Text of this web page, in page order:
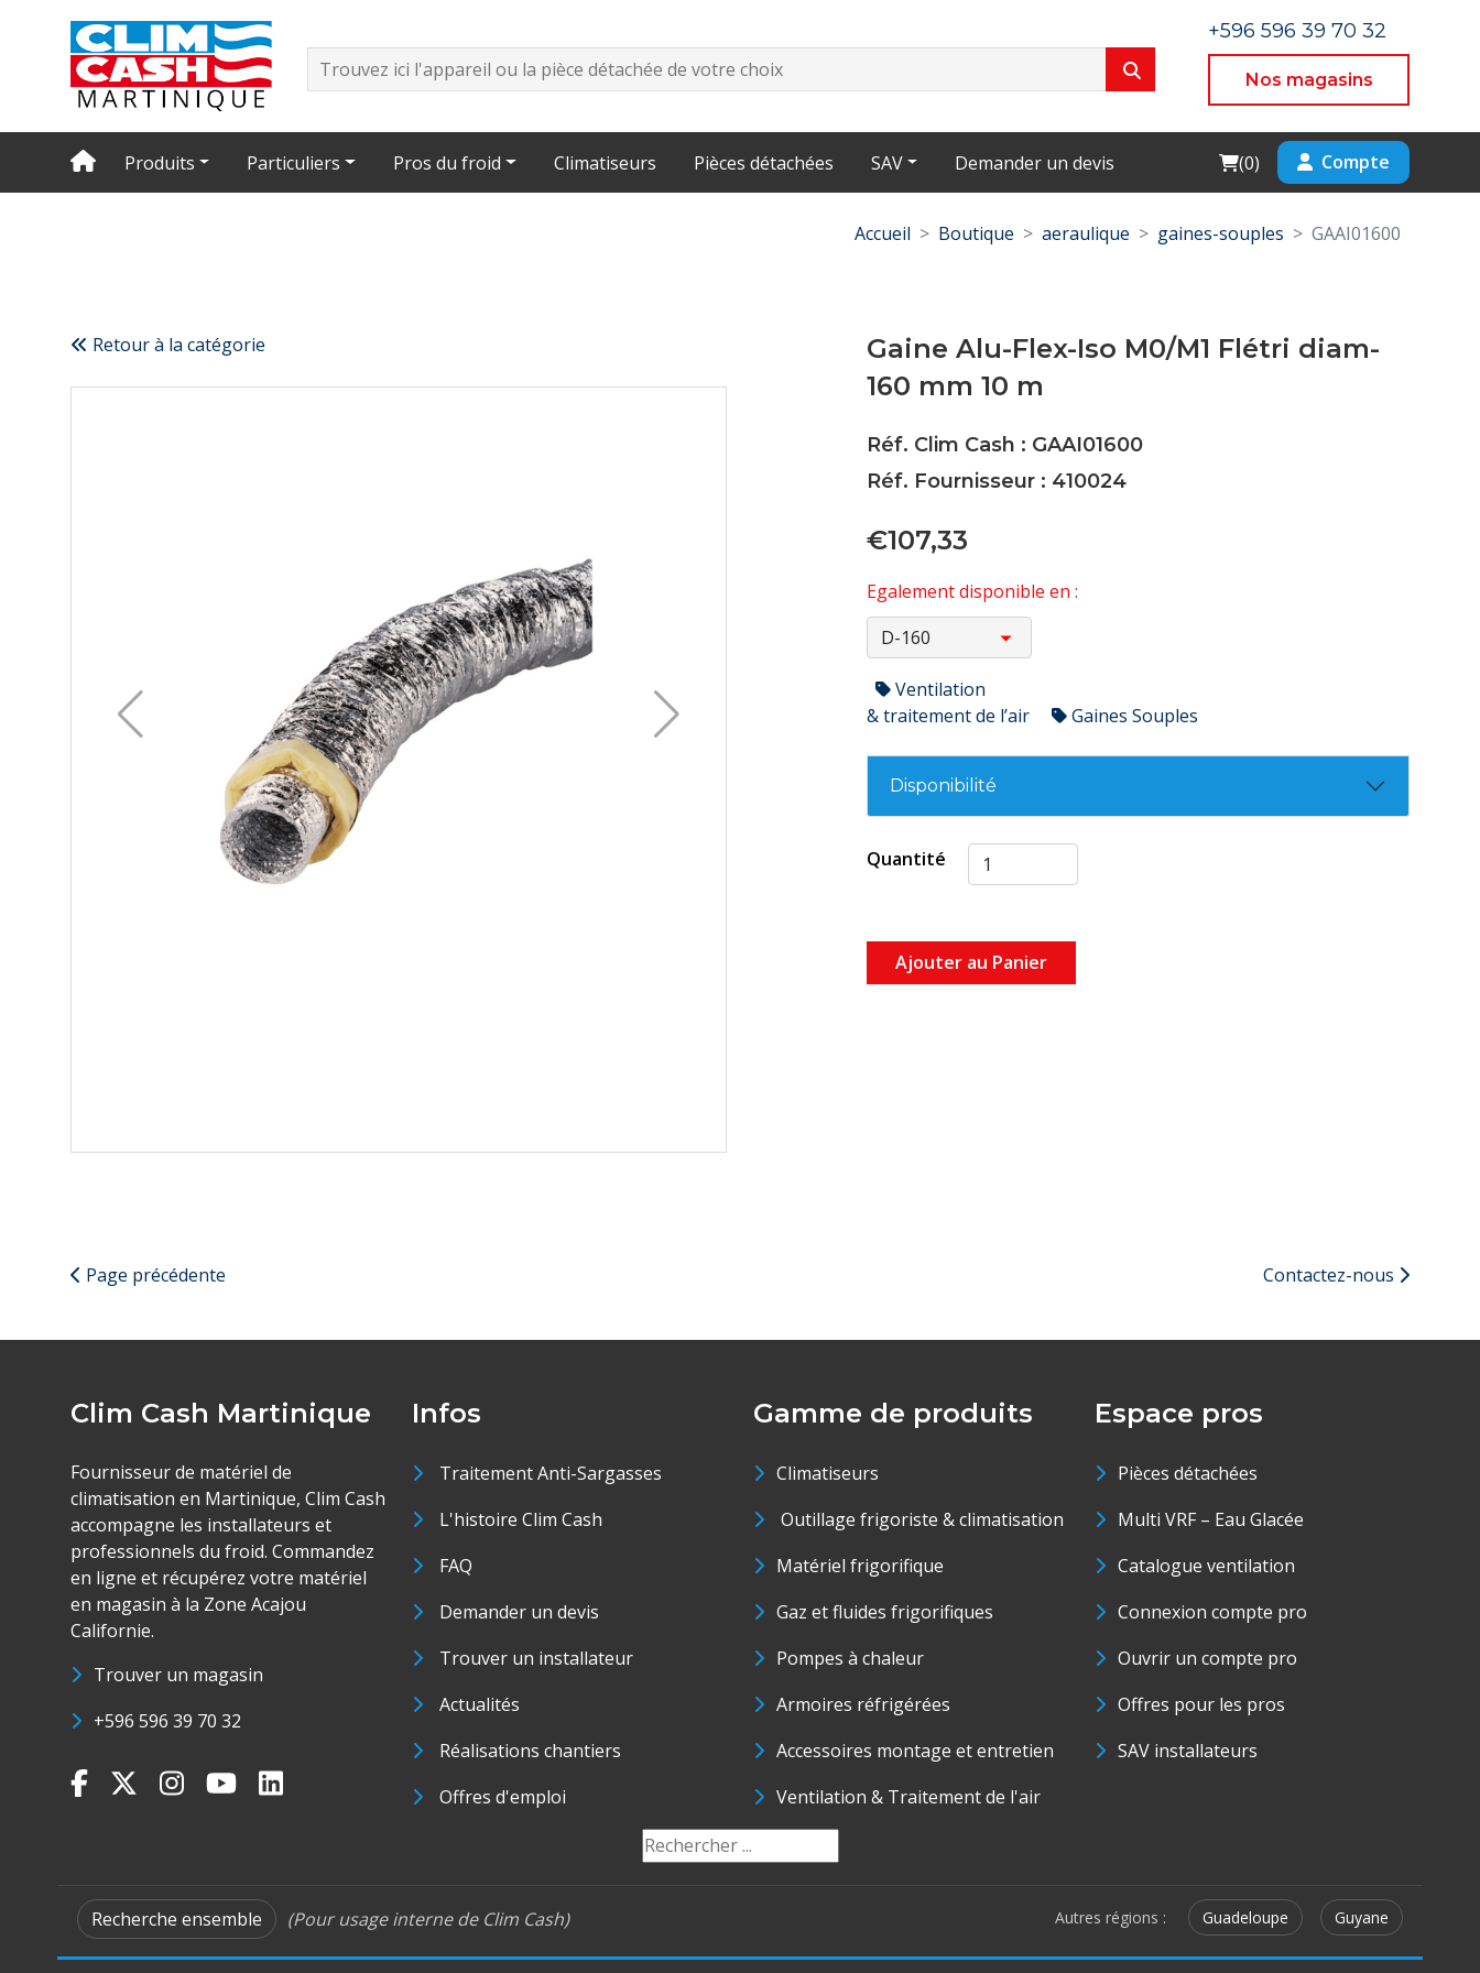
+596 596 39 70 32
Nos magasins
Produits Particuliers Pros du froid Climatiseurs Pièces détachées SAV Demander un devis Cart
(0) Compte
Accueil Boutique aeraulique gaines-souples GAAI01600
Retour à la catégorie
Gaine Alu-Flex-Iso M0/M1 Flétri diam-
160 mm 10 m
Réf. Clim Cash : GAAI01600
Réf. Fournisseur : 410024
€107,33
Egalement disponible en :
Ventilation
& traitement de l’air
Gaines Souples
Disponibilité
Quantité
Ajouter au Panier
Page précédente Contactez-nous
Clim Cash Martinique
Fournisseur de matériel de
climatisation en Martinique, Clim Cash
accompagne les installateurs et
professionnels du froid. Commandez
en ligne et récupérez votre matériel
en magasin à la Zone Acajou
Californie.
Trouver un magasin
+596 596 39 70 32
Infos
Traitement Anti-Sargasses
L'histoire Clim Cash
FAQ
Demander un devis
Trouver un installateur
Actualités
Réalisations chantiers
Offres d'emploi
Gamme de produits
Climatiseurs
Outillage frigoriste & climatisation
Matériel frigorifique
Gaz et fluides frigorifiques
Pompes à chaleur
Armoires réfrigérées
Accessoires montage et entretien
Ventilation & Traitement de l'air
Espace pros
Pièces détachées
Multi VRF – Eau Glacée
Catalogue ventilation
Connexion compte pro
Ouvrir un compte pro
Offres pour les pros
SAV installateurs
Recherche ensemble (Pour usage interne de Clim Cash) Autres régions : Guadeloupe Guyane